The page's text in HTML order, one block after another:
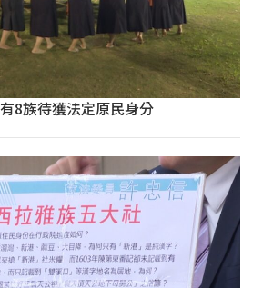
8族待獲法定原民身分